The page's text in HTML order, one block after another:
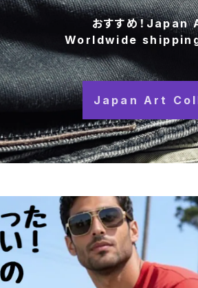
おすすめ！Japan
Worldwide
Japan Art